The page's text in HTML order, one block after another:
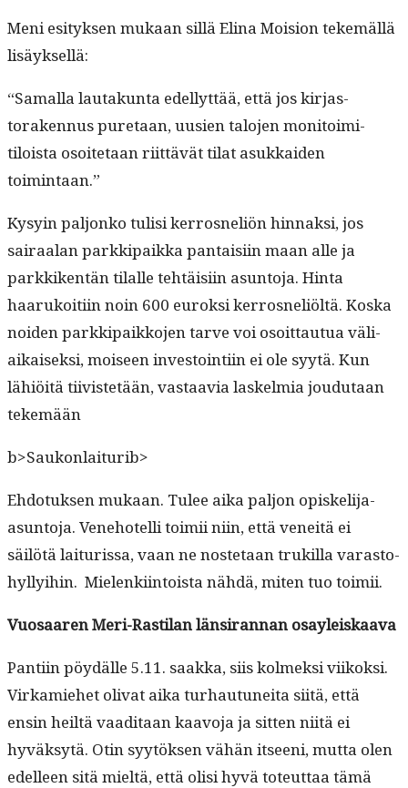
Meni esi­tyk­sen mukaan sil­lä Eli­na Moi­sion tekemäl­lä
lisäyksellä:
“Samal­la lau­takun­ta edel­lyt­tää, että jos kir­jas­
toraken­nus pure­taan, uusien talo­jen moni­toim­i­
tiloista osoite­taan riit­tävät tilat asukkaiden
toimintaan.”
Kysyin paljonko tulisi ker­rosneliön hin­naksi, jos
sairaalan parkkipaik­ka pan­taisi­in maan alle ja
parkkiken­tän tilalle tehtäisi­in asun­to­ja. Hin­ta
haarukoiti­in noin 600 euroksi ker­rosneliöltä. Kos­ka
noiden parkkipaikko­jen tarve voi osoit­tau­tua väli­
aikaisek­si, moi­seen investoin­ti­in ei ole syytä. Kun
lähiöitä tiivis­tetään, vas­taavia laskelmia joudu­taan
tekemään
b>Saukonlaiturib>
Ehdo­tuk­sen mukaan. Tulee aika paljon opiske­li­ja-
asun­to­ja. Vene­hotel­li toimii niin, että veneitä ei
säilötä lai­turis­sa, vaan ne nos­te­taan trukil­la varas­to­
hyl­ly­i­hin. Mie­lenki­in­toista nähdä, miten tuo toimii.
Vuosaaren Meri-Rasti­lan län­sir­an­nan osayleiskaava
Pan­ti­in pöy­dälle 5.11. saak­ka, siis kolmek­si viikok­si.
Virkamiehet oli­vat aika turhau­tunei­ta siitä, että
ensin heiltä vaa­di­taan kaavo­ja ja sit­ten niitä ei
hyväksytä. Otin syytök­sen vähän itseeni, mut­ta olen
edelleen sitä mieltä, että olisi hyvä toteut­taa tämä